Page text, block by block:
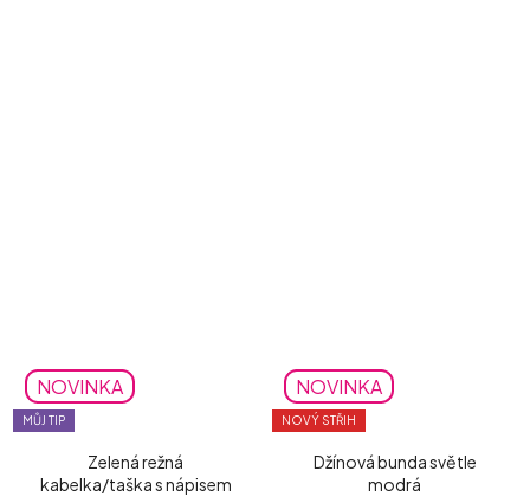
NOVINKA
MŮJ TIP
Zelená režná
kabelka/taška s nápisem
NOVINKA
NOVÝ STŘIH
Džínová bunda světle
modrá